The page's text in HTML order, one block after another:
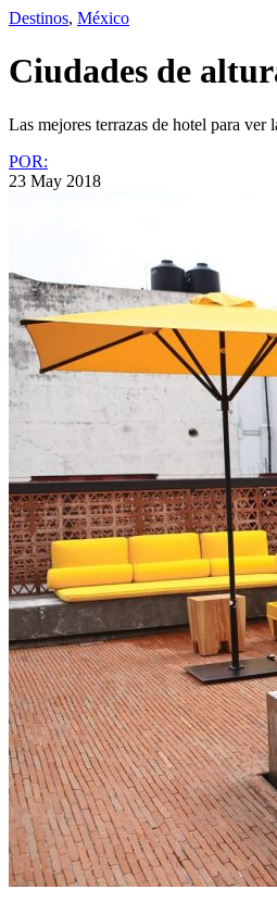
Destinos, México
Ciudades de
Las mejores terrazas de hotel para ver
POR:
23 May 2018